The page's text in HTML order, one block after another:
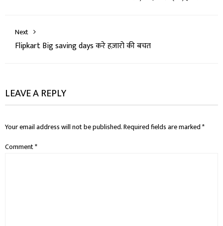
Next
Flipkart Big saving days करे हज़ारो की बचत
LEAVE A REPLY
Your email address will not be published.Required fields are marked*
Comment*